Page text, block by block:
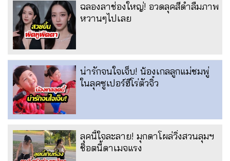
ฉลองลาช่องใหญ่! อวดลุคสีดำลืมภาพ
หวานๆไปเลย
น่ารักจนใจเจ็บ! น้องเกลลูกแม่ชมพู่
ในลุคซูเปอร์ฮีโร่ตัวจิ๋ว
ลุคนี้ใจละลาย! มุกดาโผล่วิ่งสวนลุมฯ
ช็อตนี้ดาเมจแรง